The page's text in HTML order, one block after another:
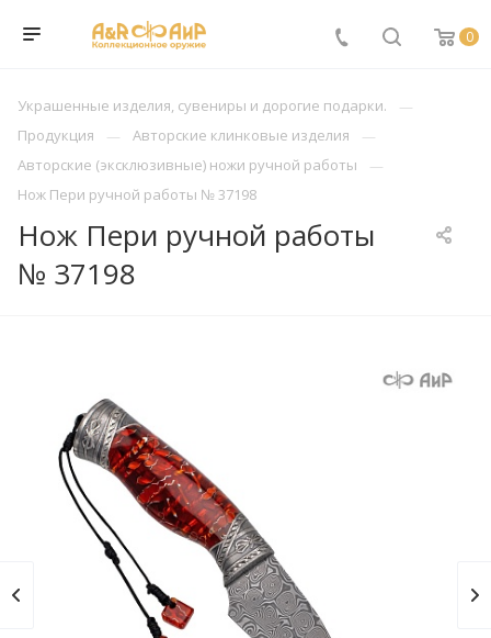
0
Украшенные изделия, сувениры и дорогие подарки.
Продукция
Авторские клинковые изделия
Авторские (эксклюзивные) ножи ручной работы
Нож Пери ручной работы № 37198
Нож Пери ручной работы
№ 37198